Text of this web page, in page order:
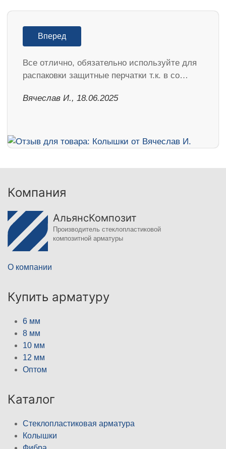
Вперед
Все отлично, обязательно используйте для
распаковки защитные перчатки т.к. в со…
Вячеслав И., 18.06.2025
Компания
АльянсКомпозит
Производитель стеклопластиковой
композитной арматуры
О компании
Купить арматуру
6 мм
8 мм
10 мм
12 мм
Оптом
Каталог
Стеклопластиковая арматура
Колышки